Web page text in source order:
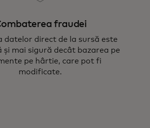
fraudei
datelor direct de la sursă este
și mai sigură decât bazarea pe
pe hârtie, care pot fi
modificate.